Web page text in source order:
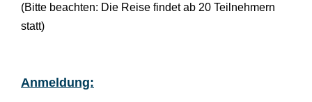
(Bitte beachten: Die Reise findet ab 20 Teilnehmern
statt)
Anmeldung: